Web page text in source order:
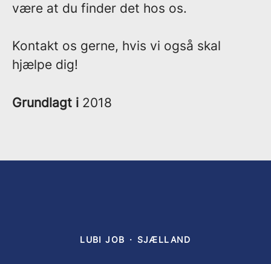
være at du finder det hos os.
Kontakt os gerne, hvis vi også skal
hjælpe dig!
Grundlagt i 2018
LUBI JOB · SJÆLLAND